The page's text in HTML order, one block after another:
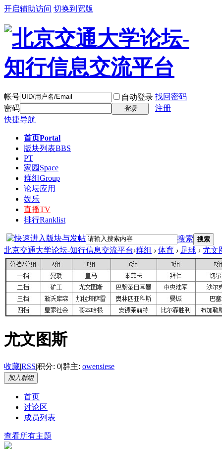
开启辅助访问 切换到宽版
帐号 自动登录 找回密码
密码
登录
注册
快捷导航
首页Portal
版块列表BBS
PT
家园 Space
群组Group
论坛应用
娱乐
直播TV
排行Ranklist
搜索 搜索
北京交通大学论坛-知行信息交流平台›群组 › 体育 › 足球 › 尤文
尤文图斯
收藏|RSS|积分: 0|群主: owensiese
加入群组
首页
讨论区
成员列表
查看所有主题